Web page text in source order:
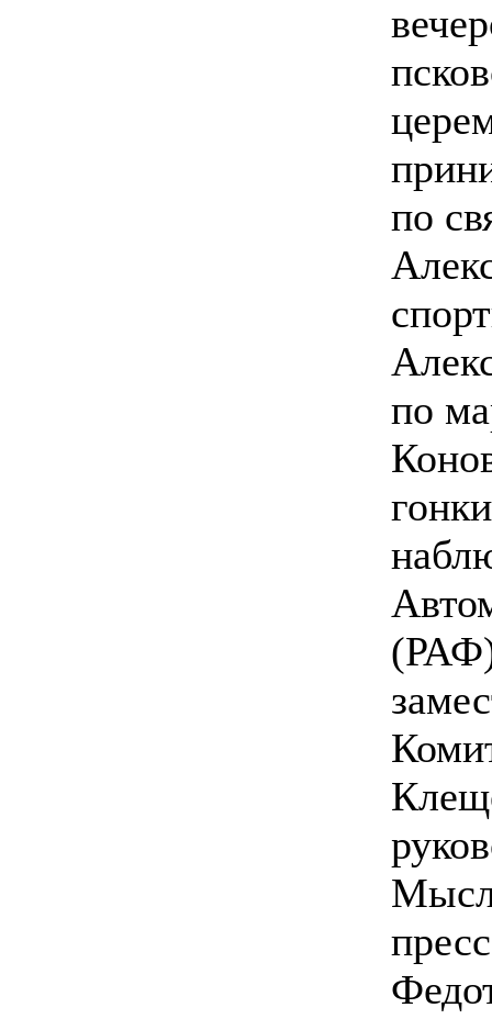
по
по